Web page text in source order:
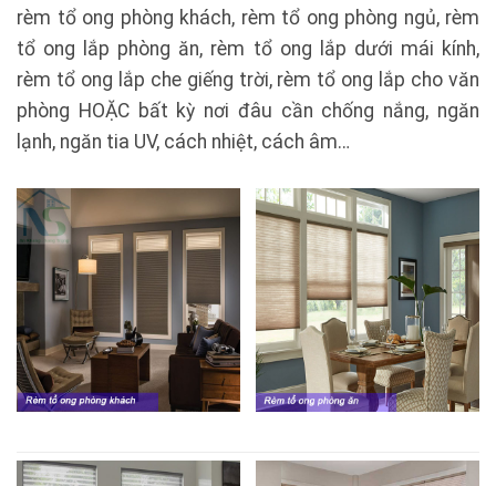
rèm tổ ong phòng khách, rèm tổ ong phòng ngủ, rèm
tổ ong lắp phòng ăn, rèm tổ ong lắp dưới mái kính,
rèm tổ ong lắp che giếng trời, rèm tổ ong lắp cho văn
phòng HOẶC bất kỳ nơi đâu cần chống nắng, ngăn
lạnh, ngăn tia UV, cách nhiệt, cách âm…